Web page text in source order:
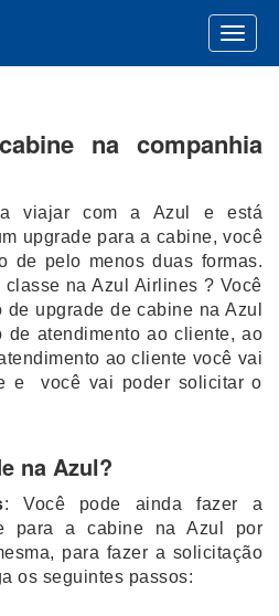
na companhia
viajar com a Azul e está
upgrade para a cabine, você
de pelo menos duas formas.
na Azul Airlines ? Você
upgrade de cabine na Azul
de atendimento ao cliente, ao
ao cliente você vai
e você vai poder solicitar o
na Azul?
: Você pode ainda fazer a
para a cabine na Azul por
para fazer a solicitação
os seguintes passos: